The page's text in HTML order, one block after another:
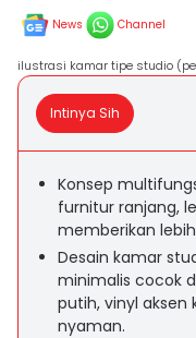
News Channel
ilustrasi kamar tipe studio
Intinya Sih
Konsep
furnitur ranjang,
memberikan
Desain kamar
minimalis cocok
putih, vinyl aksen
nyaman.